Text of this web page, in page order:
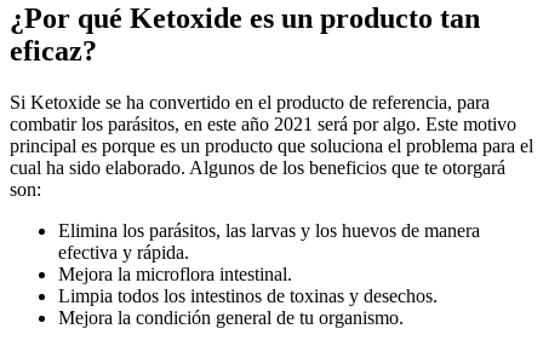
¿Por qué Ketoxide es un producto tan
eficaz?
Si Ketoxide se ha convertido en el producto de referencia, para
combatir los parásitos, en este año 2021 será por algo. Este motivo
principal es porque es un producto que soluciona el problema para el
cual ha sido elaborado. Algunos de los beneficios que te otorgará
son:
Elimina los parásitos, las larvas y los huevos de manera
efectiva y rápida.
Mejora la microflora intestinal.
Limpia todos los intestinos de toxinas y desechos.
Mejora la condición general de tu organismo.